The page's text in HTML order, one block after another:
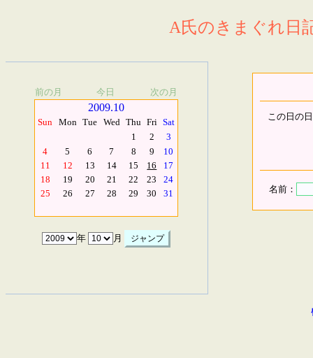
A氏のきまぐれ日
前の月 今日 次の月
2009.10
Sun Mon Tue Wed Thu Fri Sat
1
2
3
4
5 6 7 8 9
10
11
12 13 14 15 16
17
18
19 20 21 22 23
24
25
26 27 28 29 30 31
年 月
この日の
名前：